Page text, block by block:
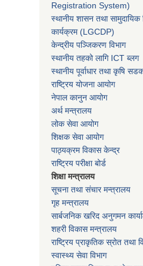
Registration System)
स्थानीय शासन तथा सामुदायिक
कार्यक्रम (LGCDP)
केन्द्रीय पञ्जिकरण विभाग
स्थानीय तहको लागि ICT ब्लग
स्थानीय पूर्वाधार तथा कृषि
राष्ट्रिय योजना आयोग
नेपाल कानुन आयोग
अर्थ मन्त्रालय
लोक सेवा आयोग
शिक्षक सेवा आयोग
पाठ्यक्रम विकास केन्द्र
राष्ट्रिय परीक्षा बोर्ड
शिक्षा मन्त्रालय
सूचना तथा संचार मन्त्रालय
गृह मन्त्रालय
सार्बजनिक खरिद अनुगमन
शहरी विकास मन्त्रालय
राष्ट्रिय प्राकृतिक स्रोत तथा
स्वास्थ्य सेवा विभाग